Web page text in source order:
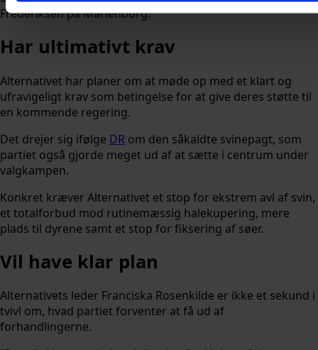
Frederiksen på Marienborg.
Har ultimativt krav
Alternativet har planer om at møde op med et klart og
ufravigeligt krav som betingelse for at give deres støtte til
en kommende regering.
Det drejer sig ifølge DR om den såkaldte svinepagt, som
partiet også gjorde meget ud af at sætte i centrum under
valgkampen.
Konkret kræver Alternativet et stop for ekstrem avl af svin,
et totalforbud mod rutinemæssig halekupering, mere
plads til dyrene samt et stop for fiksering af søer.
Vil have klar plan
Alternativets leder Franciska Rosenkilde er ikke et sekund i
tvivl om, hvad partiet forventer at få ud af
forhandlingerne.